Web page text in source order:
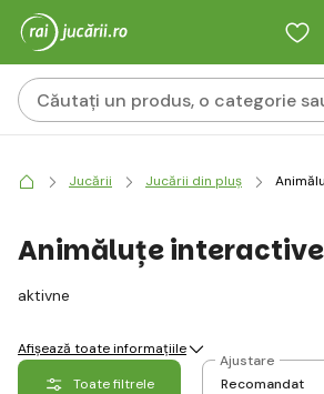
Jucării Jucării din pluș
Animăluțe interactive
aktivne
Afișează toate informațiile
Toate filtrele
Ajustare